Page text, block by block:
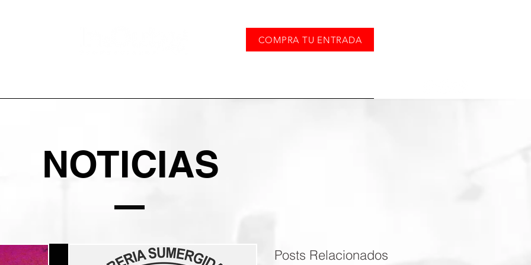
COMPRA TU ENTRADA
NOTICIAS
Posts Relacionados